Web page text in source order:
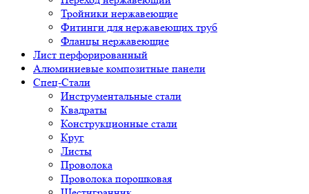
Тройники нержавеющие
Фитинги для нержавеющих труб
Фланцы нержавеющие
Лист перфорированный
Алюминиевые композитные панели
Спец-Стали
Инструментальные стали
Квадраты
Конструкционные стали
Круг
Листы
Проволока
Проволока порошковая